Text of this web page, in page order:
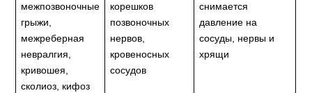
межпозвоночные
грыжи,
межреберная
невралгия,
кривошея,
сколиоз, кифоз
корешков
позвоночных
нервов,
кровеносных
сосудов
снимается
давление на
сосуды, нервы и
хрящи